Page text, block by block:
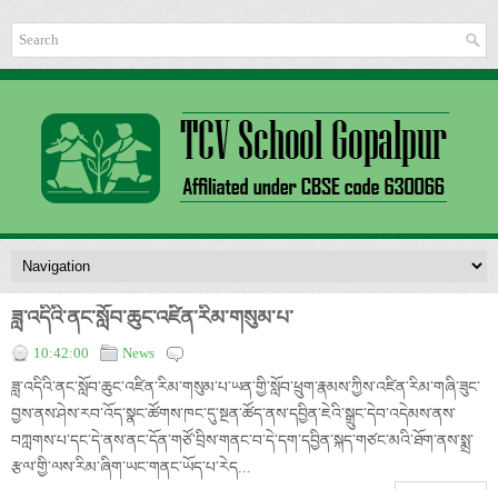
ཟླ་འདིའི་ནང་སློབ་ཆུང་འཛིན་རིམ་གསུམ་པ་
10:42:00 News
ཟླ་འདིའི་ནང་སློབ་ཆུང་འཛིན་རིམ་གསུམ་པ་ཡན་གྱི་སློབ་ཕྲུག་རྣམས་ཀྱིས་འཛིན་རིམ་གཞི་ཟུང་
བྱས་ནས་ཤེས་རབ་འོད་སྣང་ཚོགས་ཁང་དུ་སྔན་ཚོད་ནས་དབྱིན་ཇེའི་སྒྲུང་དེབ་འདེམས་ནས་
བཀླགས་པ་དང་དེ་ནས་ནང་དོན་གཙོ་བྲིས་གནང་བ་དེ་དག་དབྱིན་སྐད་གཙང་མའི་ཐོག་ནས་སྨྲ་
རྩལ་གྱི་ལས་རིམ་ཞིག་ཡང་གནང་ཡོད་པ་རེད...